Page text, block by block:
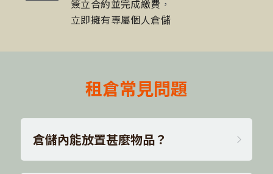
簽立合約並完成繳費 ，
立即擁有專屬個人倉儲
租倉常見問題
倉儲內能放置甚麼物品？